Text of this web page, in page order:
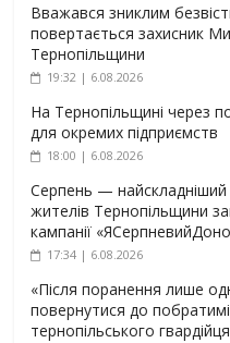
Вважався зниклим
повертається захисник
Тернопільщини
19:32 | 6.08.2026
На Тернопільщині через
для окремих підприємств
18:00 | 6.08.2026
Серпень — найскладніший
жителів Тернопільщини
кампанії
17:34 | 6.08.2026
«Після поранення лише
повернутися до
тернопільського гвардійця